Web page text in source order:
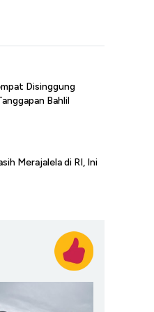
Disinggung
Bahlil
Merajalela di RI, Ini